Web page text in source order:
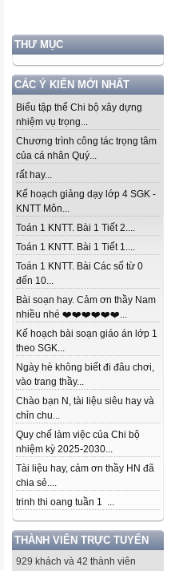
THƯ MỤC
CÁC Ý KIẾN MỚI NHẤT
Biểu tập thể Chi bộ xây dựng
nhiệm vụ trọng...
Chương trình công tác trọng tâm
của cá nhân Quý...
rất hay...
Kế hoạch giảng dạy lớp 4 SGK -
KNTT Môn...
Toán 1 KNTT. Bài 1 Tiết 2....
Toán 1 KNTT. Bài 1 Tiết 1....
Toán 1 KNTT. Bài Các số từ 0
đến 10...
Bài soạn hay. Cảm ơn thầy Nam
nhiều nhé ❤️❤️❤️❤️❤️❤️...
Kế hoạch bài soạn giáo án lớp 1
theo SGK...
Ngày hè không biết đi đâu chơi,
vào trang thầy...
Chào bạn N, tài liệu siêu hay và
chỉn chu...
Quy chế làm việc của Chi bộ
nhiệm kỳ 2025-2030...
Tài liệu hay, cảm ơn thầy HN đã
chia sẻ....
trinh thi oang tuần 1 ...
THÀNH VIÊN TRỰC TUYẾN
929 khách và 42 thành viên